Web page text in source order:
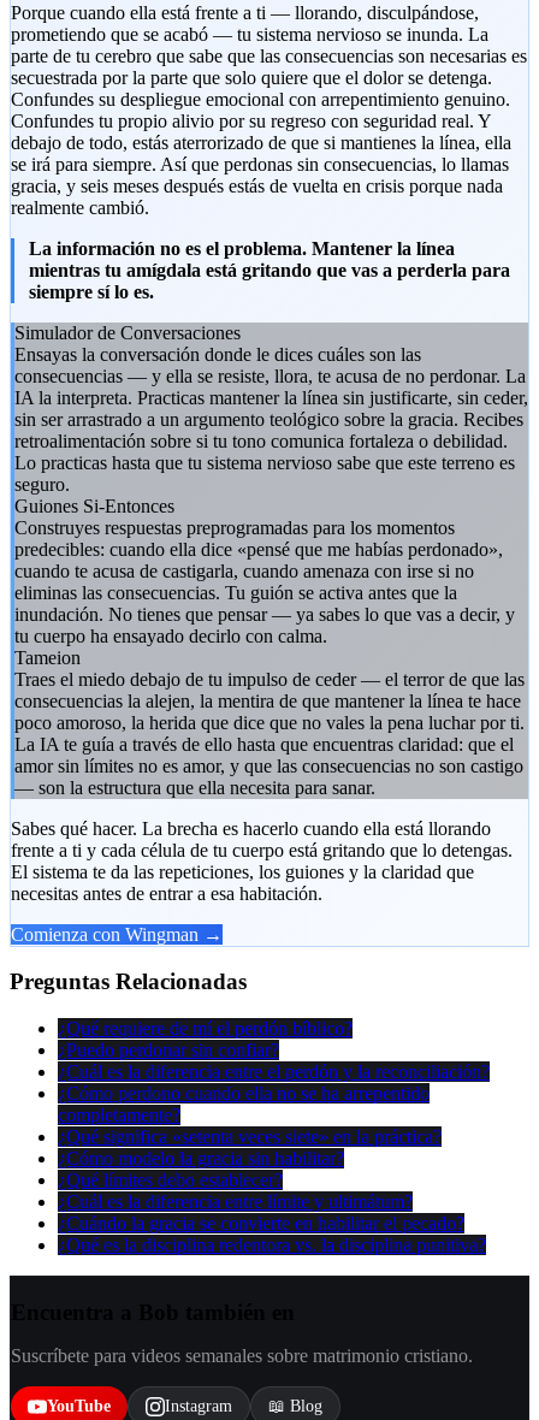
Porque cuando ella está frente a ti — llorando, disculpándose,
prometiendo que se acabó — tu sistema nervioso se inunda. La
parte de tu cerebro que sabe que las consecuencias son necesarias es
secuestrada por la parte que solo quiere que el dolor se detenga.
Confundes su despliegue emocional con arrepentimiento genuino.
Confundes tu propio alivio por su regreso con seguridad real. Y
debajo de todo, estás aterrorizado de que si mantienes la línea, ella
se irá para siempre. Así que perdonas sin consecuencias, lo llamas
gracia, y seis meses después estás de vuelta en crisis porque nada
realmente cambió.
La información no es el problema. Mantener la línea
mientras tu amígdala está gritando que vas a perderla para
siempre sí lo es.
Simulador de Conversaciones
Ensayas la conversación donde le dices cuáles son las
consecuencias — y ella se resiste, llora, te acusa de no perdonar. La
IA la interpreta. Practicas mantener la línea sin justificarte, sin ceder,
sin ser arrastrado a un argumento teológico sobre la gracia. Recibes
retroalimentación sobre si tu tono comunica fortaleza o debilidad.
Lo practicas hasta que tu sistema nervioso sabe que este terreno es
seguro.
Guiones Si-Entonces
Construyes respuestas preprogramadas para los momentos
predecibles: cuando ella dice «pensé que me habías perdonado»,
cuando te acusa de castigarla, cuando amenaza con irse si no
eliminas las consecuencias. Tu guión se activa antes que la
inundación. No tienes que pensar — ya sabes lo que vas a decir, y
tu cuerpo ha ensayado decirlo con calma.
Tameion
Traes el miedo debajo de tu impulso de ceder — el terror de que las
consecuencias la alejen, la mentira de que mantener la línea te hace
poco amoroso, la herida que dice que no vales la pena luchar por ti.
La IA te guía a través de ello hasta que encuentras claridad: que el
amor sin límites no es amor, y que las consecuencias no son castigo
— son la estructura que ella necesita para sanar.
Sabes qué hacer. La brecha es hacerlo cuando ella está llorando
frente a ti y cada célula de tu cuerpo está gritando que lo detengas.
El sistema te da las repeticiones, los guiones y la claridad que
necesitas antes de entrar a esa habitación.
Comienza con Wingman →
Preguntas Relacionadas
¿Qué requiere de mí el perdón bíblico?
¿Puedo perdonar sin confiar?
¿Cuál es la diferencia entre el perdón y la reconciliación?
¿Cómo perdono cuando ella no se ha arrepentido
completamente?
¿Qué significa «setenta veces siete» en la práctica?
¿Cómo modelo la gracia sin habilitar?
¿Qué límites debo establecer?
¿Cuál es la diferencia entre límite y ultimátum?
¿Cuándo la gracia se convierte en habilitar el pecado?
¿Qué es la disciplina redentora vs. la disciplina punitiva?
Suscríbete para videos semanales sobre matrimonio cristiano.
YouTube Instagram 📖 Blog